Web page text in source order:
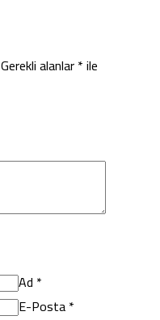
Gerekli alanlar*ile
Ad *
E-Posta*